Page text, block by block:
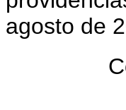
agosto de